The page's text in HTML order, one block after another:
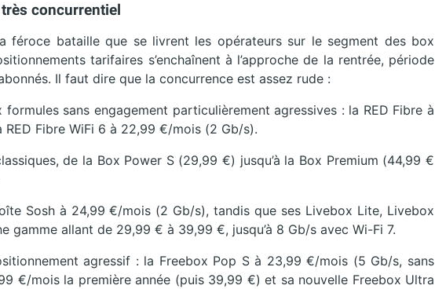
concurrentiel
féroce bataille que se livrent les opérateurs sur le segment des box
tarifaires s’enchaînent à l’approche de la rentrée, période
Il faut dire que la concurrence est assez rude :
formules sans engagement particulièrement agressives : la RED Fibre à
Fibre WiFi 6 à 22,99 €/mois (2 Gb/s).
de la Box Power S (29,99 €) jusqu’à la Box Premium (44,99 €
Sosh à 24,99 €/mois (2 Gb/s), tandis que ses Livebox Lite, Livebox
gamme allant de 29,99 € à 39,99 €, jusqu’à 8 Gb/s avec Wi-Fi 7.
agressif : la Freebox Pop S à 23,99 €/mois (5 Gb/s, sans
€/mois la première année (puis 39,99 €) et sa nouvelle Freebox Ultra